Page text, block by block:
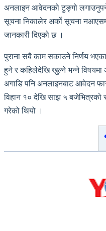
अनलाइन आवेदनको टुङ्गो
सूचना निकालेर अर्को सूचना
जानकारी दिएको छ ।
पुराना सबै काम सकाउने निर्णय
हुने र कहिलेदेखि खुल्ने भन्ने विषयमा
अगाडि पनि अनलाइनबाट आवेदन
विहान १० देखि साझ ५ बजेभित्रको
गरेको थियो ।